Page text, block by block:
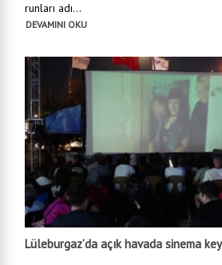
runları adı...
DEVAMINI OKU
Lüleburgaz’da açık havada sinema